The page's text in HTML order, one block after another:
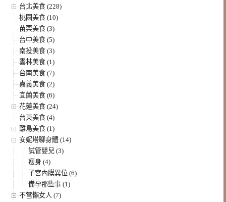
台北美食 (228)
桃園美食 (10)
苗栗美食 (3)
台中美食 (5)
南投美食 (3)
雲林美食 (1)
台南美食 (7)
嘉義美食 (2)
宜蘭美食 (6)
花蓮美食 (24)
台東美食 (4)
離島美食 (1)
安妮塔聊身體 (14)
試管嬰兒 (3)
瘦身 (4)
子宮內膜異位 (6)
備孕那些事 (1)
不當懶女人 (7)